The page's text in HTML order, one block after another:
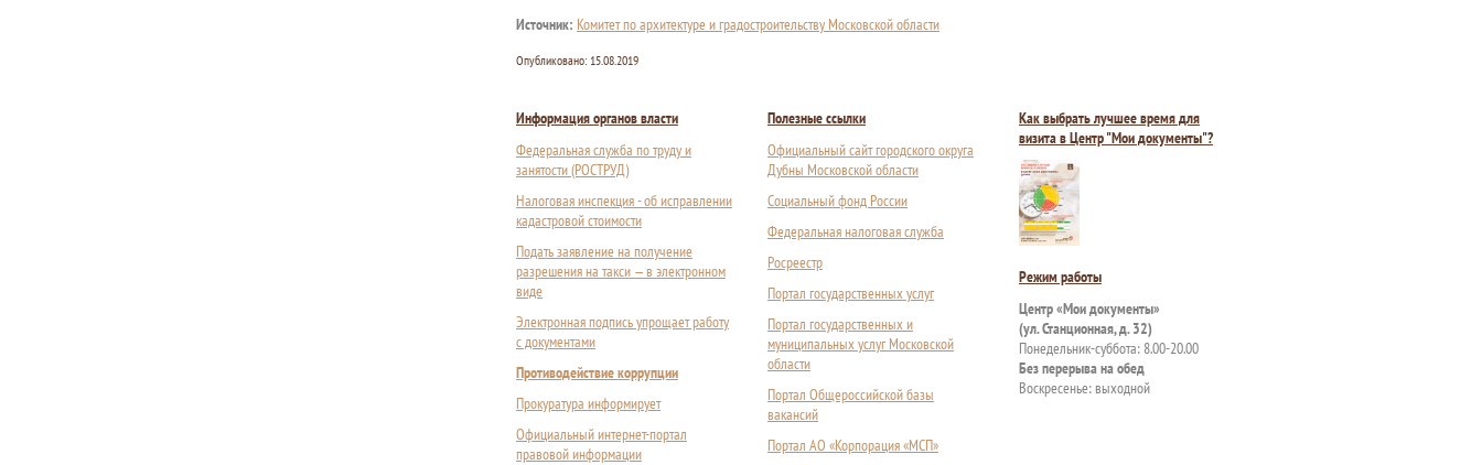
Источник: Комитет по архитектуре и градостроительству Московской области
Опубликовано: 15.08.2019
Информация органов власти
Федеральная служба по труду и
занятости (РОСТРУД)
Налоговая инспекция - об исправлении
кадастровой стоимости
Подать заявление на получение
разрешения на такси — в электронном
виде
Электронная подпись упрощает работу
с документами
Противодействие коррупции
Прокуратура информирует
Официальный интернет-портал
правовой информации
Полезные ссылки
Официальный сайт городского округа
Дубны Московской области
Социальный фонд России
Федеральная налоговая служба
Росреестр
Портал государственных услуг
Портал государственных и
муниципальных услуг Московской
области
Портал Общероссийской базы
вакансий
Портал АО «Корпорация «МСП»
Как выбрать лучшее время для
визита в Центр "Мои документы"?
Режим работы
Центр «Мои документы»
(ул. Станционная, д. 32)
Понедельник-суббота: 8.00-20.00
Без перерыва на обед
Воскресенье: выходной